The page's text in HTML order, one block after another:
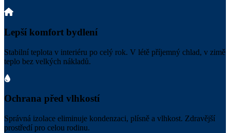
Lepší komfort bydlení
Stabilní teplota v interiéru po celý rok. V létě příjemný chlad, v zimě
teplo bez velkých nákladů.
Ochrana před vlhkostí
Správná izolace eliminuje kondenzaci, plísně a vlhkost. Zdravější
prostředí pro celou rodinu.